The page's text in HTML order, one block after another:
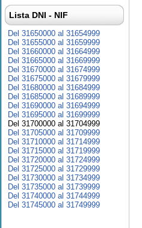
Lista DNI - NIF
Del 31650000 al 31654999
Del 31655000 al 31659999
Del 31660000 al 31664999
Del 31665000 al 31669999
Del 31670000 al 31674999
Del 31675000 al 31679999
Del 31680000 al 31684999
Del 31685000 al 31689999
Del 31690000 al 31694999
Del 31695000 al 31699999
Del 31700000 al 31704999
Del 31705000 al 31709999
Del 31710000 al 31714999
Del 31715000 al 31719999
Del 31720000 al 31724999
Del 31725000 al 31729999
Del 31730000 al 31734999
Del 31735000 al 31739999
Del 31740000 al 31744999
Del 31745000 al 31749999